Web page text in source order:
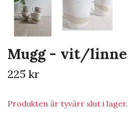
Mugg - vit/linne
225 kr
Produkten är tyvärr slut i lager.